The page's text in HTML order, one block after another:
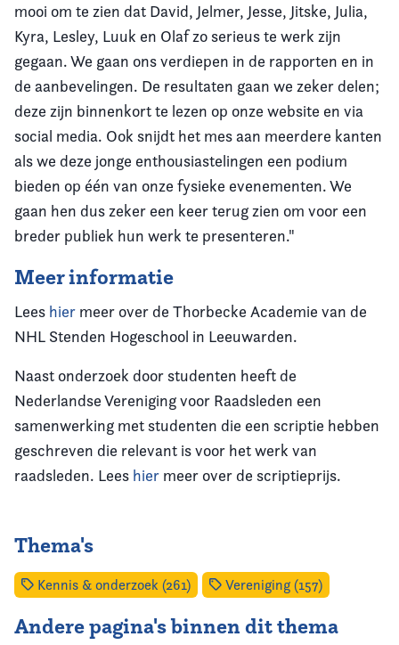
mooi om te zien dat David, Jelmer, Jesse, Jitske, Julia,
Kyra, Lesley, Luuk en Olaf zo serieus te werk zijn
gegaan. We gaan ons verdiepen in de rapporten en in
de aanbevelingen. De resultaten gaan we zeker delen;
deze zijn binnenkort te lezen op onze website en via
social media. Ook snijdt het mes aan meerdere kanten
als we deze jonge enthousiastelingen een podium
bieden op één van onze fysieke evenementen. We
gaan hen dus zeker een keer terug zien om voor een
breder publiek hun werk te presenteren."
Meer informatie
Lees hier meer over de Thorbecke Academie van de
NHL Stenden Hogeschool in Leeuwarden.
Naast onderzoek door studenten heeft de
Nederlandse Vereniging voor Raadsleden een
samenwerking met studenten die een scriptie hebben
geschreven die relevant is voor het werk van
raadsleden. Lees hier meer over de scriptieprijs.
Thema's
Kennis & onderzoek (261) Vereniging (157)
Andere pagina's binnen dit thema